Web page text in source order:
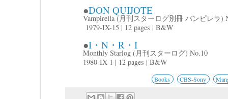
●DON QUIJOTE
Vampirella (月刊スターログ別冊 バンピレラ)
1979-IX-15 | 12 pages | B&W
●I・N・R・I
Monthly Starlog (月刊スターログ) No.10
1980-IX-1 | 12 pages | B&W
Books CBS-Sony